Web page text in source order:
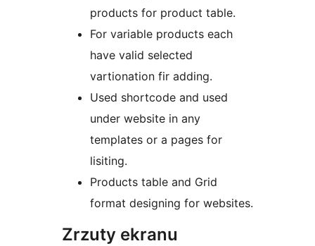
products for product table.
For variable products each
have valid selected
vartionation fir adding.
Used shortcode and used
under website in any
templates or a pages for
lisiting.
Products table and Grid
format designing for websites.
Zrzuty ekranu